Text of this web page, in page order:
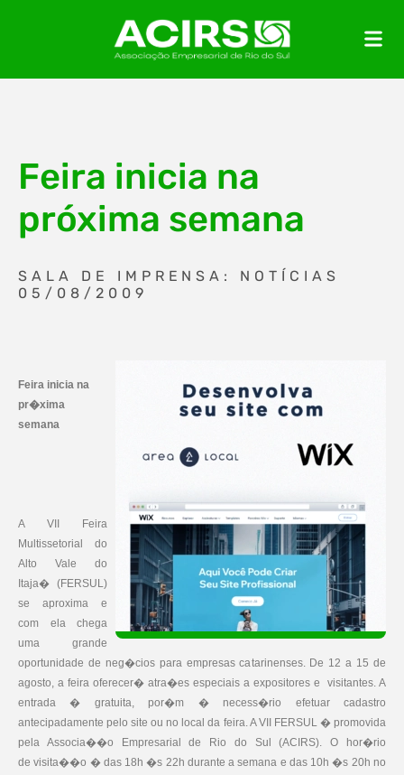
Feira inicia na
próxima semana
SALA DE IMPRENSA: NOTÍCIAS
05/08/2009
Feira inicia na
pr�xima
semana
A VII Feira
Multissetorial do
Alto Vale do
Itaja� (FERSUL)
se aproxima e
com ela chega
uma grande
oportunidade de neg�cios para empresas catarinenses. De 12 a 15 de
agosto, a feira oferecer� atra�es especiais a expositores e visitantes. A
entrada � gratuita, por�m � necess�rio efetuar cadastro
antecipadamente pelo site ou no local da feira. A VII FERSUL � promovida
pela Associa��o Empresarial de Rio do Sul (ACIRS). O hor�rio
de visita��o � das 18h �s 22h durante a semana e das 10h �s 20h no